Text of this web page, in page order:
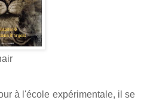
à l'école expérimentale, il se